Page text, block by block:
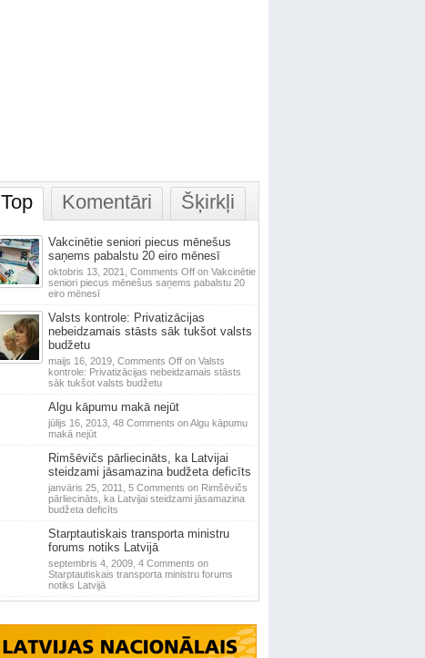
Top Komentāri Šķirkļi
Vakcinētie seniori piecus mēnešus
saņems pabalstu 20 eiro mēnesī
oktobris 13, 2021, Comments Offon Vakcinētie
seniori piecus mēnešus saņems pabalstu 20
eiro mēnesī
Valsts kontrole: Privatizācijas
nebeidzamais stāsts sāk tukšot valsts
budžetu
maijs 16, 2019, Comments Offon Valsts
kontrole: Privatizācijas nebeidzamais stāsts
sāk tukšot valsts budžetu
Algu kāpumu makā nejūt
jūlijs 16, 2013, 48 Comments on Algu kāpumu
makā nejūt
Rimšēvičs pārliecināts, ka Latvijai
steidzami jāsamazina budžeta deficīts
janvāris 25, 2011, 5 Comments on Rimšēvičs
pārliecināts, ka Latvijai steidzami jāsamazina
budžeta deficīts
Starptautiskais transporta ministru
forums notiks Latvijā
septembris 4, 2009, 4 Comments on
Starptautiskais transporta ministru forums
notiks Latvijā